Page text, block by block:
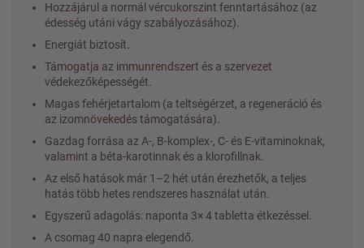
Hozzájárul a normál vércukorszint fenntartásához (az
édesség utáni vágy szabályozásához).
Energiát biztosít.
Támogatja az immunrendszert és a szervezet
védekezőképességét.
Magas fehérjetartalom (a teltségérzet, a regeneráció és
az izomnövekedés támogatására).
Gazdag forrása az A-, B-komplex-, C- és E-vitaminoknak,
valamint a béta-karotinnak és a klorofillnak.
Az első hatások már 1–2 hét után érezhetők, a teljes
hatás több hetes rendszeres használat után.
Egyszerű adagolás: naponta 3× 4 tabletta étkezéssel.
A csomag 40 napra elegendő.